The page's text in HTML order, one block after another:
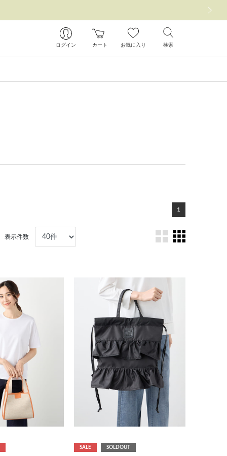
ログイン カート お気に入り 検索
1
表示件数
SALE SOLDOUT